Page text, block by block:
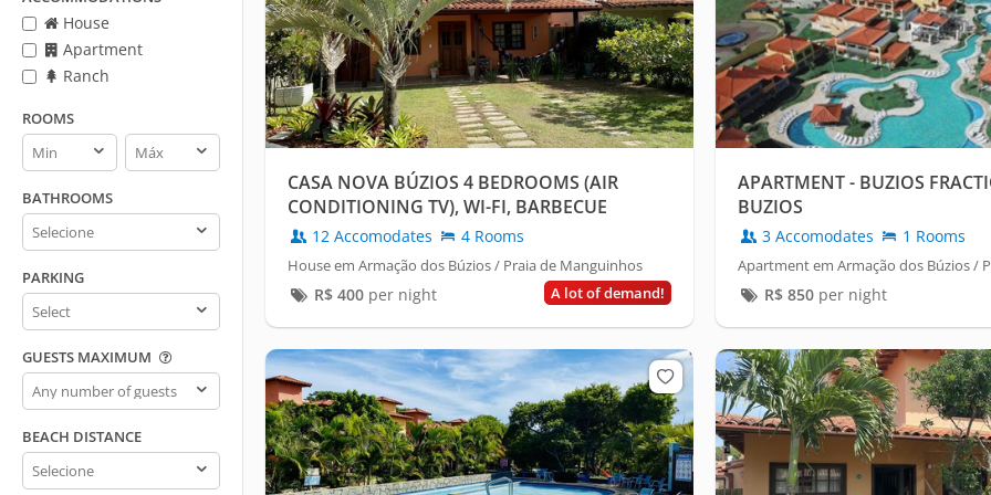
House
Apartment
Ranch
ROOMS
Rooms
min
Rooms
max
BATHROOMS
Bathrooms
PARKING
Parking
GUESTS MAXIMUM
Guests
maximum
BEACH DISTANCE
Beach
distance
CASA NOVA BÚZIOS 4 BEDROOMS (AIR
CONDITIONING TV), WI-FI, BARBECUE
12 Accomodates 4 Rooms
House em Armação dos Búzios / Praia de Manguinhos
A lot of demand!
R$ 400per night
APARTMENT - BUZIOS
BUZIOS
3 Accomodates 1 Rooms
Apartment em Armação dos Búzios /
R$ 850per night